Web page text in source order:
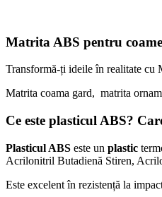
Matrita ABS pentru
Transformă-ți ideile în realitate cu
Matrita coama gard, matrita
Ce este plasticul ABS?
Plasticul ABS este un plastic
Acrilonitril Butadienă Stiren,
Este excelent în rezistență la